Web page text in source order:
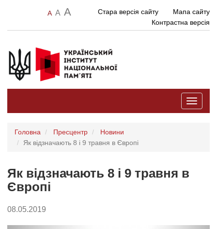
A A A Стара версія сайту
Мапа сайту
Контрастна версія
Toggle
Головна Пресцентр
Новини
Як відзначають 8 і 9 травня в Європі
Як відзначають 8 і 9 травня в
Європі
08.05.2019